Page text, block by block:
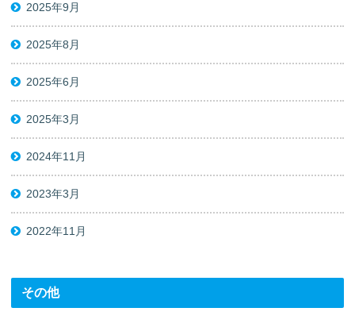
2025年9月
2025年8月
2025年6月
2025年3月
2024年11月
2023年3月
2022年11月
その他